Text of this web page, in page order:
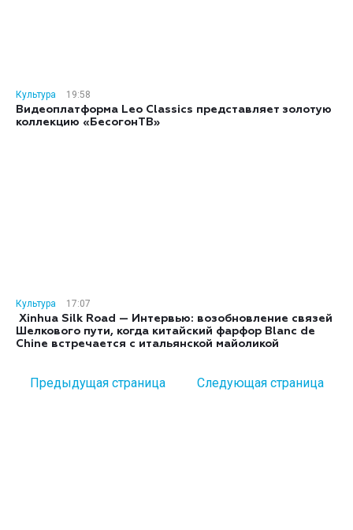
Культура
19:58
Видеоплатформа Leo Classics представляет золотую
коллекцию «БесогонТВ»
Культура
17:07
Xinhua Silk Road — Интервью: возобновление связей
Шелкового пути, когда китайский фарфор Blanc de
Chine встречается с итальянской майоликой
Предыдущая страница Следующая страница